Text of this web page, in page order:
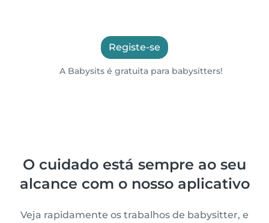
Registe-se
A Babysits é gratuita para babysitters!
O cuidado está sempre ao seu
alcance com o nosso aplicativo
Veja rapidamente os trabalhos de babysitter, e